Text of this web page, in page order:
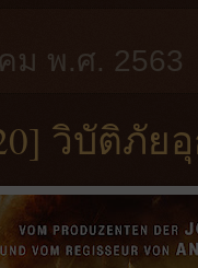
ม พ.ศ. 2563
วิบัติภั